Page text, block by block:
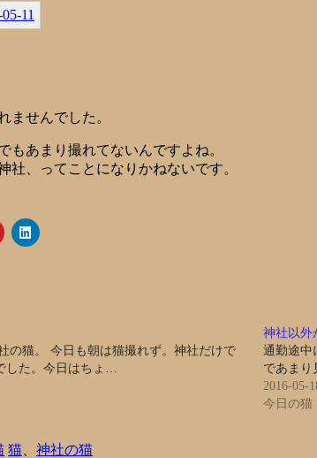
ませんでした。
もあまり撮れてないんですよね。
社、ってことになりかねないです。
の猫。 今日も朝は猫撮れず。神社だけで
した。今日はちょ…
神社以外
通勤途中
であまり
2016-05-
今日の猫
猫 神社の猫